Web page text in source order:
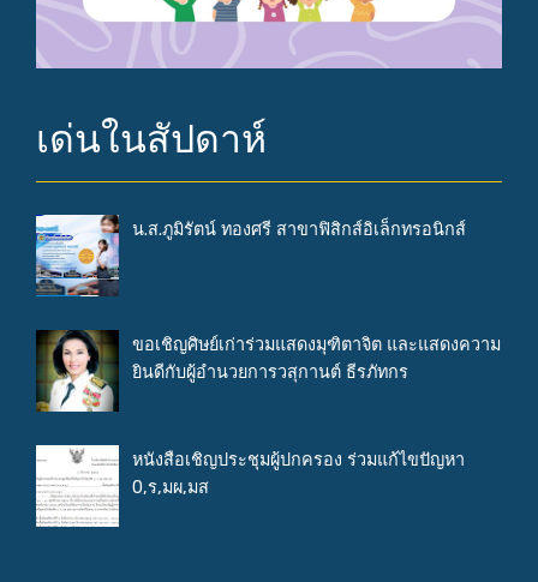
เด่นในสัปดาห์
น.ส.ภูมิรัตน์ ทองศรี สาขาฟิสิกส์อิเล็กทรอนิกส์
ขอเชิญศิษย์เก่าร่วมแสดงมุฑิตาจิต และแสดงความ
ยินดีกับผู้อำนวยการวสุกานต์ ธีรภัทกร
หนังสือเชิญประชุมผู้ปกครอง ร่วมแก้ไขปัญหา
0,ร,มผ,มส